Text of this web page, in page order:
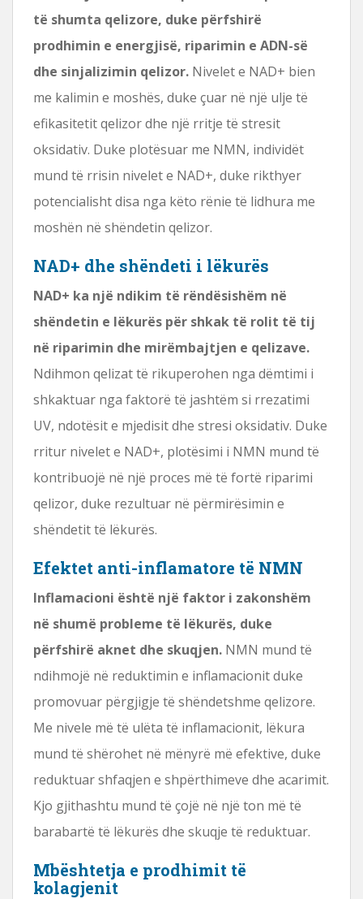
të shumta qelizore, duke përfshirë
prodhimin e energjisë, riparimin e ADN-së
dhe sinjalizimin qelizor. Nivelet e NAD+ bien
me kalimin e moshës, duke çuar në një ulje të
efikasitetit qelizor dhe një rritje të stresit
oksidativ. Duke plotësuar me NMN, individët
mund të rrisin nivelet e NAD+, duke rikthyer
potencialisht disa nga këto rënie të lidhura me
moshën në shëndetin qelizor.
NAD+ dhe shëndeti i lëkurës
NAD+ ka një ndikim të rëndësishëm në
shëndetin e lëkurës për shkak të rolit të tij
në riparimin dhe mirëmbajtjen e qelizave.
Ndihmon qelizat të rikuperohen nga dëmtimi i
shkaktuar nga faktorë të jashtëm si rrezatimi
UV, ndotësit e mjedisit dhe stresi oksidativ. Duke
rritur nivelet e NAD+, plotësimi i NMN mund të
kontribuojë në një proces më të fortë riparimi
qelizor, duke rezultuar në përmirësimin e
shëndetit të lëkurës.
Efektet anti-inflamatore të NMN
Inflamacioni është një faktor i zakonshëm
në shumë probleme të lëkurës, duke
përfshirë aknet dhe skuqjen. NMN mund të
ndihmojë në reduktimin e inflamacionit duke
promovuar përgjigje të shëndetshme qelizore.
Me nivele më të ulëta të inflamacionit, lëkura
mund të shërohet në mënyrë më efektive, duke
reduktuar shfaqjen e shpërthimeve dhe acarimit.
Kjo gjithashtu mund të çojë në një ton më të
barabartë të lëkurës dhe skuqje të reduktuar.
Mbështetja e prodhimit të
kolagjenit